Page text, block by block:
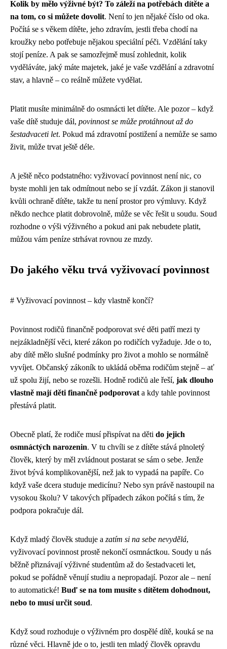
Kolik by mělo výživné být? To záleží na potřebách dítěte a
na tom, co si můžete dovolit. Není to jen nějaké číslo od oka.
Počítá se s věkem dítěte, jeho zdravím, jestli třeba chodí na
kroužky nebo potřebuje nějakou speciální péči. Vzdělání taky
stojí peníze. A pak se samozřejmě musí zohlednit, kolik
vyděláváte, jaký máte majetek, jaké je vaše vzdělání a zdravotní
stav, a hlavně – co reálně můžete vydělat.
Platit musíte minimálně do osmnácti let dítěte. Ale pozor – když
vaše dítě studuje dál, povinnost se může protáhnout až do
šestadvaceti let. Pokud má zdravotní postižení a nemůže se samo
živit, může trvat ještě déle.
A ještě něco podstatného: vyživovací povinnost není nic, co
byste mohli jen tak odmítnout nebo se jí vzdát. Zákon ji stanovil
kvůli ochraně dítěte, takže tu není prostor pro výmluvy. Když
někdo nechce platit dobrovolně, může se věc řešit u soudu. Soud
rozhodne o výši výživného a pokud ani pak nebudete platit,
můžou vám peníze strhávat rovnou ze mzdy.
Do jakého věku trvá vyživovací povinnost
# Vyživovací povinnost – kdy vlastně končí?
Povinnost rodičů finančně podporovat své děti patří mezi ty
nejzákladnější věci, které zákon po rodičích vyžaduje. Jde o to,
aby dítě mělo slušné podmínky pro život a mohlo se normálně
vyvíjet. Občanský zákoník to ukládá oběma rodičům stejně – ať
už spolu žijí, nebo se rozešli. Hodně rodičů ale řeší, jak dlouho
vlastně mají děti finančně podporovat a kdy tahle povinnost
přestává platit.
Obecně platí, že rodiče musí přispívat na děti do jejich
osmnáctých narozenin. V tu chvíli se z dítěte stává plnoletý
člověk, který by měl zvládnout postarat se sám o sebe. Jenže
život bývá komplikovanější, než jak to vypadá na papíře. Co
když vaše dcera studuje medicínu? Nebo syn právě nastoupil na
vysokou školu? V takových případech zákon počítá s tím, že
podpora pokračuje dál.
Když mladý člověk studuje a zatím si na sebe nevydělá,
vyživovací povinnost prostě nekončí osmnáctkou. Soudy u nás
běžně přiznávají výživné studentům až do šestadvaceti let,
pokud se pořádně věnují studiu a nepropadají. Pozor ale – není
to automatické! Buď se na tom musíte s dítětem dohodnout,
nebo to musí určit soud.
Když soud rozhoduje o výživném pro dospělé dítě, kouká se na
různé věci. Hlavně jde o to, jestli ten mladý člověk opravdu